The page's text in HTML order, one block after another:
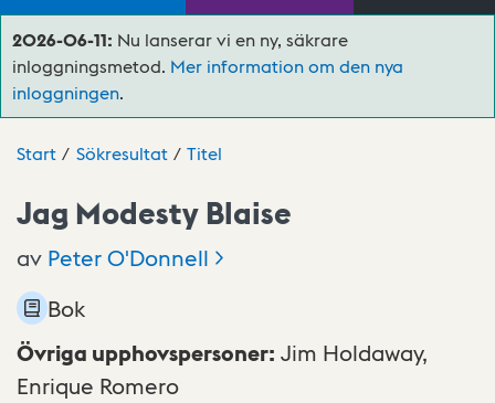
2026-06-11: Nu lanserar vi en ny, säkrare
inloggningsmetod. Mer information om den nya
inloggningen.
Start Sökresultat Titel
Jag Modesty Blaise
av PeterO'Donnell
Bok
Övriga upphovspersoner: Jim Holdaway,
Enrique Romero